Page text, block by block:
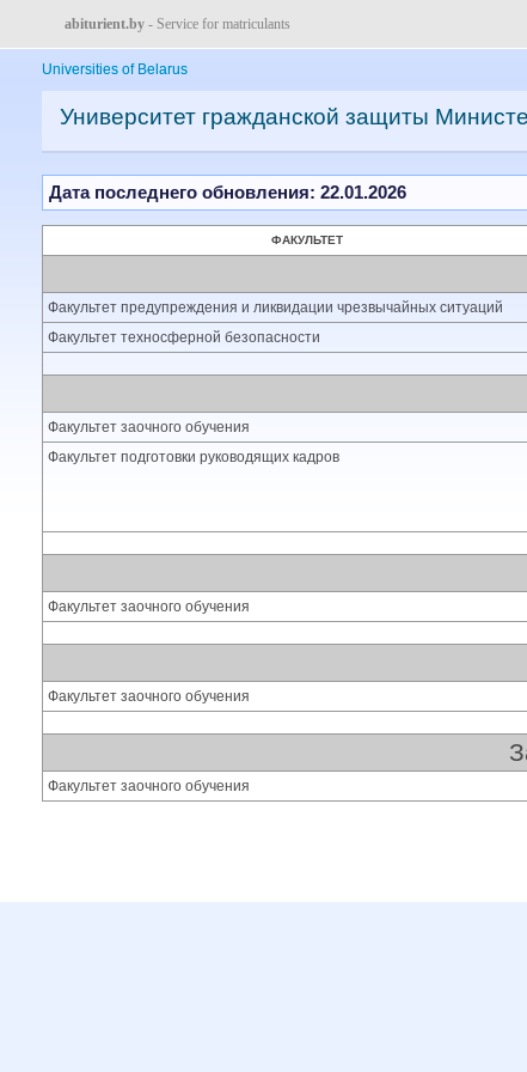
abiturient.by - Service for matriculants
Universities of Belarus
Университет гражданской защиты
Дата последнего обновления: 22.01.2026
ФАКУЛЬТЕТ
Факультет предупреждения и ликвидации чрезвычайных ситуаций
Факультет техносферной безопасности
Факультет заочного обучения
Факультет подготовки руководящих кадров
Факультет заочного обучения
Факультет заочного обучения
Факультет заочного обучения